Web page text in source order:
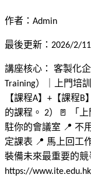
作者： Admin
最後更新： 2026/2/
講座核心： 客製化
Training）｜上門培
【課程A】+【課程
的課程。 2）🚪 「
駐你的會議室 📍 不
定課表 📍 馬上回工
裝備未來最重要的競
https://